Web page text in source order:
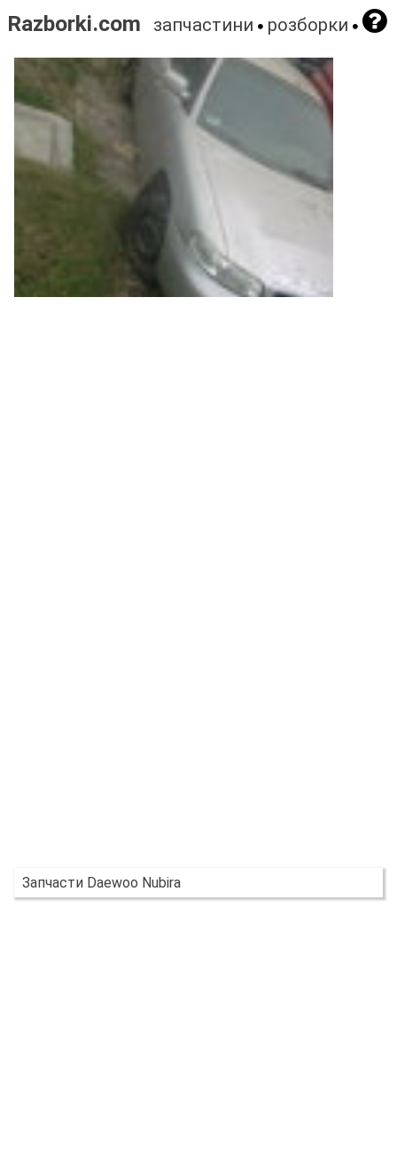
Razborki.com запчастини розборки
Запчасти Daewoo Nubira